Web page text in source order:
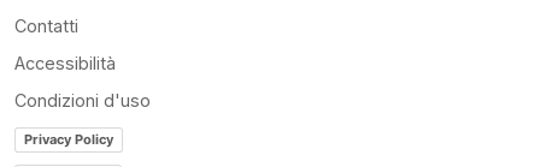
Contatti
Accessibilità
Condizioni d'uso
Privacy Policy